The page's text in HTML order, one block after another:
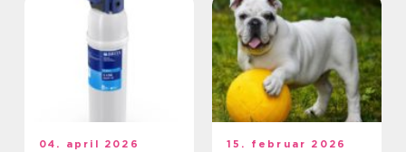
04. april 2026 15. februar 2026